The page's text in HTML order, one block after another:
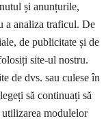
și anunțurile,
a analiza traficul. De
de publicitate și de
site-ul nostru.
de dvs. sau culese în
să continuați să
modulelor